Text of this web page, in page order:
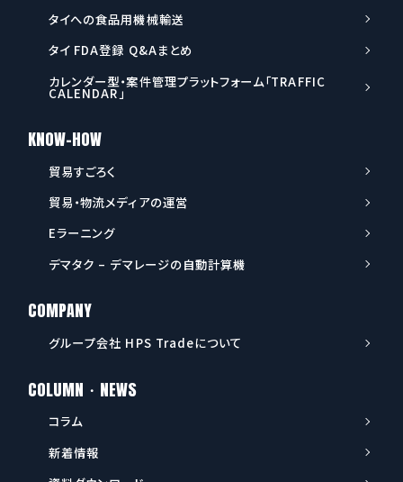
タイへの食品用機械輸送
タイ FDA登録 Q&Aまとめ
カレンダー型・案件管理プラットフォーム「TRAFFIC
CALENDAR」
KNOW-HOW
貿易すごろく
貿易・物流メディアの運営
Eラーニング
デマタク – デマレージの自動計算機
COMPANY
グループ会社 HPS Tradeについて
COLUMN・NEWS
コラム
新着情報